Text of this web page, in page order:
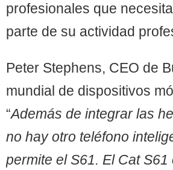
profesionales que
parte de su actividad
Peter Stephens, CEO de
mundial de dispositivos
“Además de integrar las
no hay otro teléfono
permite el S61. El Cat